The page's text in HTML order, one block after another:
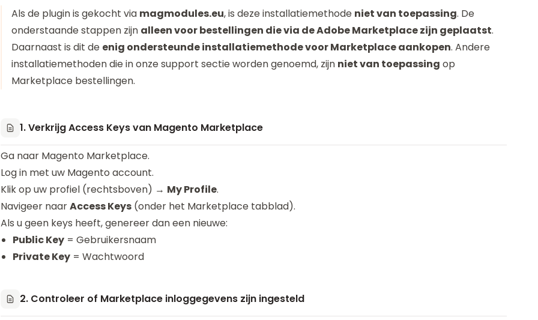
Als de plugin is gekocht via magmodules.eu, is deze installatiemethode niet van toepassing. De
onderstaande stappen zijn alleen voor bestellingen die via de Adobe Marketplace zijn geplaatst.
Daarnaast is dit de enig ondersteunde installatiemethode voor Marketplace aankopen. Andere
installatiemethoden die in onze support sectie worden genoemd, zijn niet van toepassing op
Marketplace bestellingen.
1. Verkrijg Access Keys van Magento Marketplace
Ga naar Magento Marketplace.
Log in met uw Magento account.
Klik op uw profiel (rechtsboven) → My Profile.
Navigeer naarAccess Keys (onder het Marketplace tabblad).
Als u geen keys heeft, genereer dan een nieuwe:
Public Key = Gebruikersnaam
Private Key = Wachtwoord
2. Controleer of Marketplace inloggegevens zijn ingesteld